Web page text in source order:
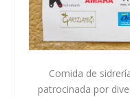
Comida de
patrocinada por